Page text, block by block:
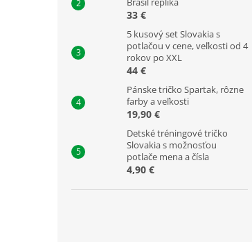
33 €
5 kusový set Slovakia s
potlačou v cene, veľkosti od 4
rokov po XXL
44 €
Pánske tričko Spartak, rôzne
farby a veľkosti
19,90 €
Detské tréningové tričko
Slovakia s možnosťou
potlače mena a čísla
4,90 €